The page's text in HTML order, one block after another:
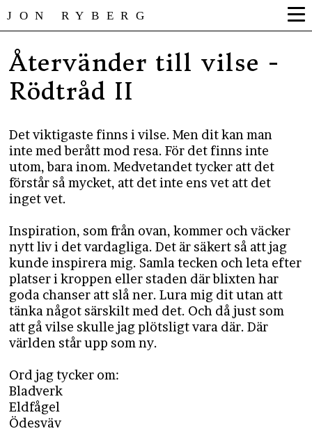
JON RYBERG
Återvänder till vilse -
Rödtråd II
Det viktigaste finns i vilse. Men dit kan man
inte med berått mod resa. För det finns inte
utom, bara inom. Medvetandet tycker att det
förstår så mycket, att det inte ens vet att det
inget vet.
Inspiration, som från ovan, kommer och väcker
nytt liv i det vardagliga. Det är säkert så att jag
kunde inspirera mig. Samla tecken och leta efter
platser i kroppen eller staden där blixten har
goda chanser att slå ner. Lura mig dit utan att
tänka något särskilt med det. Och då just som
att gå vilse skulle jag plötsligt vara där. Där
världen står upp som ny.
Ord jag tycker om:
Bladverk
Eldfågel
Ödesväv